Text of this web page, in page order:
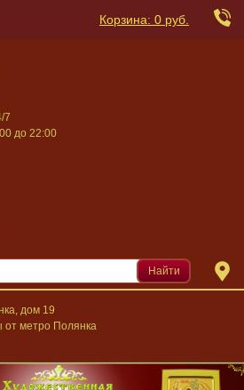
Корзина: 0 руб.
дом 19
от метро Полянка
7
до 22:00
Найти